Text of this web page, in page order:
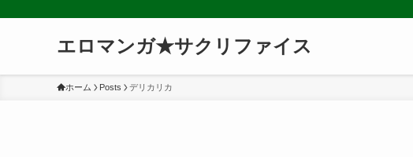
エロマンガ★サクリファイス
ホーム Posts デリカリカ